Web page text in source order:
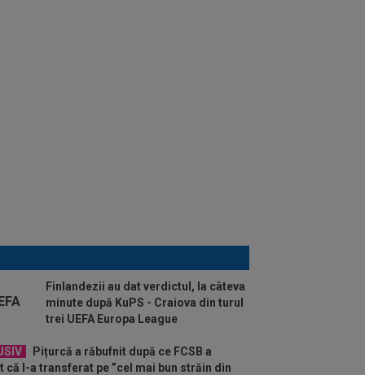
Finlandezii au dat verdictul, la câteva
minute după KuPS - Craiova din turul
trei UEFA Europa League
Pițurcă a răbufnit după ce FCSB a
că l-a transferat pe ”cel mai bun străin din